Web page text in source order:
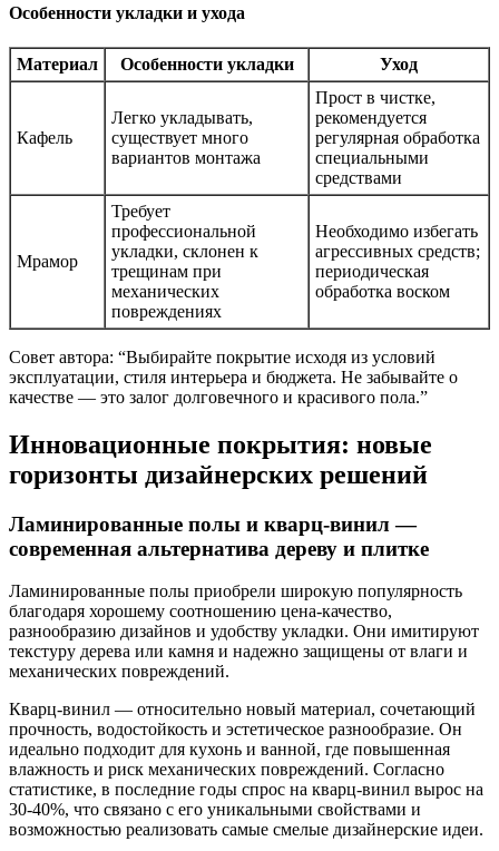
Особенности укладки и ухода
Материал Особенности укладки Уход
Кафель
Легко укладывать,
существует много
вариантов монтажа
Прост в чистке,
рекомендуется
регулярная обработка
специальными
средствами
Мрамор
Требует
профессиональной
укладки, склонен к
трещинам при
механических
повреждениях
Необходимо избегать
агрессивных средств;
периодическая
обработка воском
Совет автора: “Выбирайте покрытие исходя из условий
эксплуатации, стиля интерьера и бюджета. Не забывайте о
качестве — это залог долговечного и красивого пола.”
Инновационные покрытия: новые
горизонты дизайнерских решений
Ламинированные полы и кварц-винил —
современная альтернатива дереву и плитке
Ламинированные полы приобрели широкую популярность
благодаря хорошему соотношению цена-качество,
разнообразию дизайнов и удобству укладки. Они имитируют
текстуру дерева или камня и надежно защищены от влаги и
механических повреждений.
Кварц-винил — относительно новый материал, сочетающий
прочность, водостойкость и эстетическое разнообразие. Он
идеально подходит для кухонь и ванной, где повышенная
влажность и риск механических повреждений. Согласно
статистике, в последние годы спрос на кварц-винил вырос на
30-40%, что связано с его уникальными свойствами и
возможностью реализовать самые смелые дизайнерские идеи.